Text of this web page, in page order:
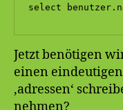
select
Jetzt benötigen
einen
‚adressen‘